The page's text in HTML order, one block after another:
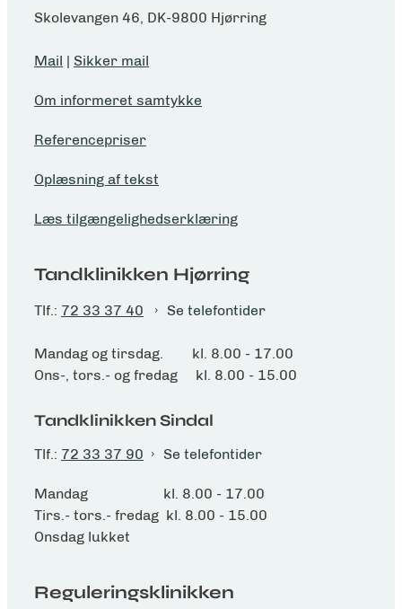
Skolevangen 46, DK-9800 Hjørring
Mail | Sikker mail
Om informeret samtykke
Referencepriser
Oplæsning af tekst
Læs tilgængelighedserklæring
Tandklinikken Hjørring
Tlf.: 72 33 37 40 Se telefontider
Mandag og tirsdag. kl. 8.00 - 17.00
Ons-, tors.- og fredag kl. 8.00 - 15.00
Tandklinikken Sindal
Tlf.: 72 33 37 90 Se telefontider
Mandag kl. 8.00 - 17.00
Tirs.- tors.- fredag kl. 8.00 - 15.00
Onsdag lukket
Reguleringsklinikken